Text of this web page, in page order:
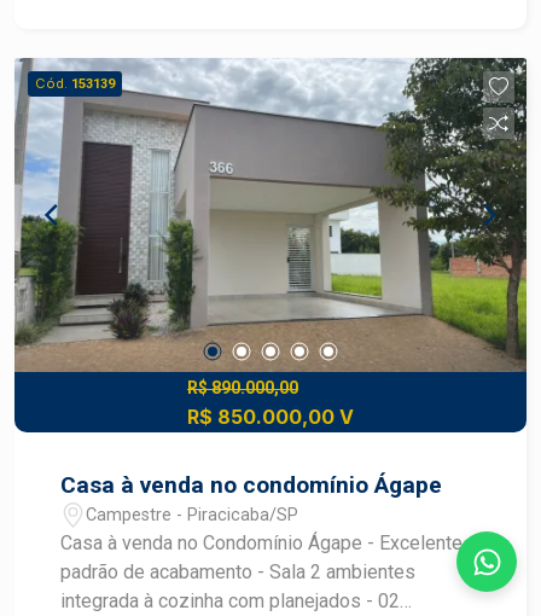
iluminado e climatizado - Copa de apoio -
Banheiro privativo Diferenciais: - Localização
estratégica no Centro de Piracicaba - Ideal para
integrar moradia e negócio em um só lugar
Agende sua visita com a equipe Chaves do
Imóvel!
Cód. 153139
R$ 890.000,00
R$ 850.000,00 V
Casa à venda no condomínio Ágape
Campestre - Piracicaba/SP
Casa à venda no Condomínio Ágape - Excelente
padrão de acabamento - Sala 2 ambientes
integrada à cozinha com planejados - 02